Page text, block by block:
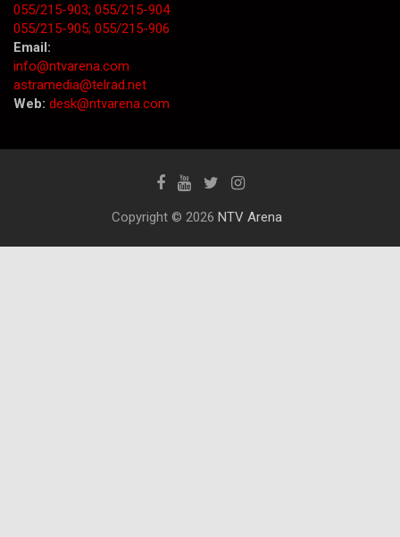
055/215-903; 055/215-904
055/215-905; 055/215-906
Email:
info@ntvarena.com
astramedia@telrad.net
Web: desk@ntvarena.com
Copyright © 2026 NTV Arena